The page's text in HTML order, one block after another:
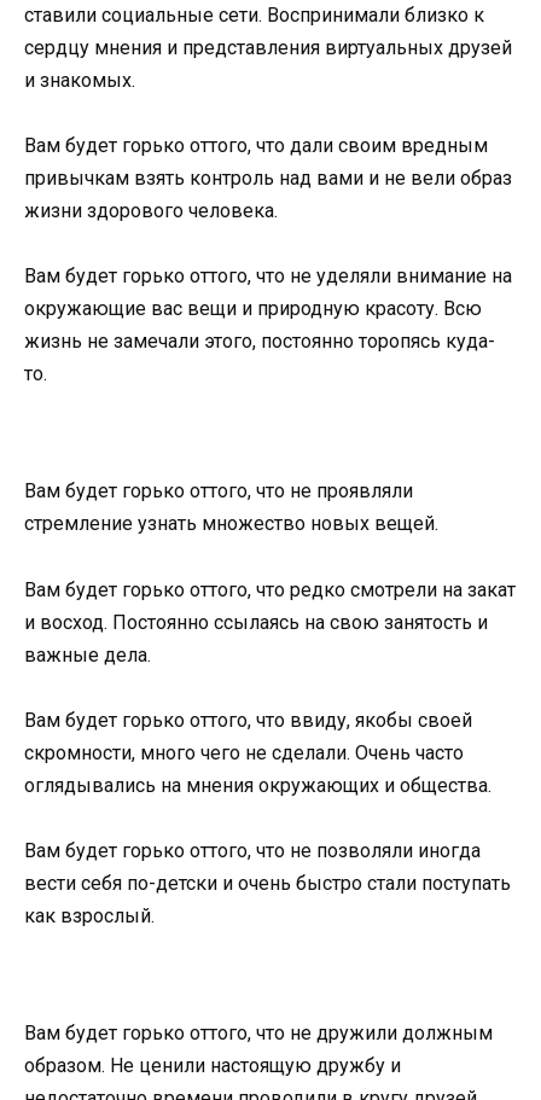
ставили социальные сети. Воспринимали близко к
сердцу мнения и представления виртуальных друзей
и знакомых.
Вам будет горько оттого, что дали своим вредным
привычкам взять контроль над вами и не вели образ
жизни здорового человека.
Вам будет горько оттого, что не уделяли внимание на
окружающие вас вещи и природную красоту. Всю
жизнь не замечали этого, постоянно торопясь куда-
то.
Вам будет горько оттого, что не проявляли
стремление узнать множество новых вещей.
Вам будет горько оттого, что редко смотрели на закат
и восход. Постоянно ссылаясь на свою занятость и
важные дела.
Вам будет горько оттого, что ввиду, якобы своей
скромности, много чего не сделали. Очень часто
оглядывались на мнения окружающих и общества.
Вам будет горько оттого, что не позволяли иногда
вести себя по-детски и очень быстро стали поступать
как взрослый.
Вам будет горько оттого, что не дружили должным
образом. Не ценили настоящую дружбу и